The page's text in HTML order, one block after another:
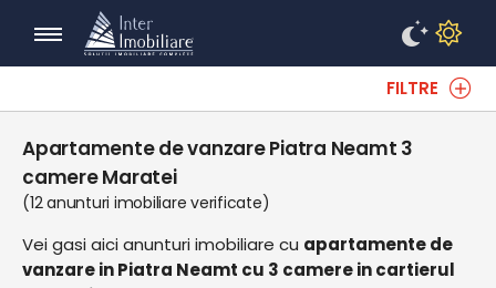
FILTRE
Apartamente de vanzare Piatra Neamt 3
camere Maratei
(12 anunturi imobiliare verificate)
Vei gasi aici anunturi imobiliare cu apartamente de
vanzare in Piatra Neamt cu 3 camere in cartierul